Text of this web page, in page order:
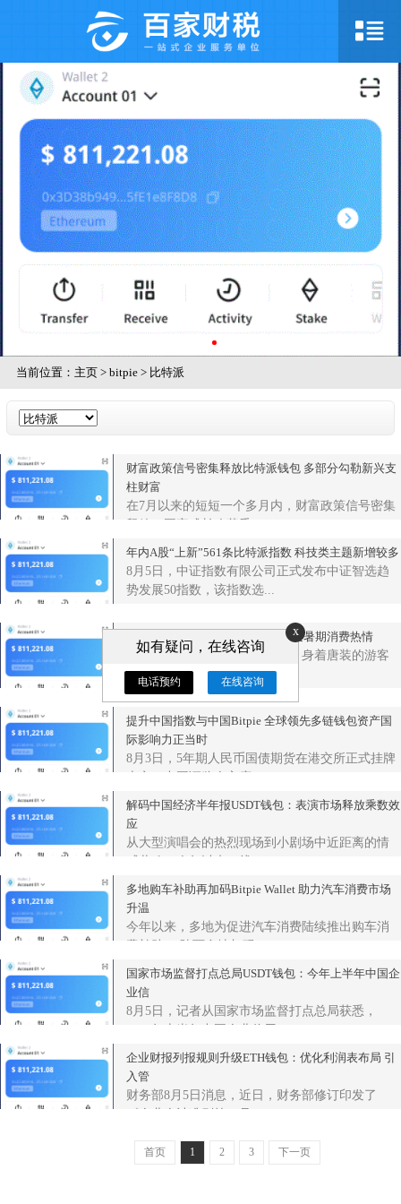
当前位置： 主页> bitpie> 比特派
财富政策信号密集释放比特派钱包 多部分勾勒新兴支
柱财富
在7月以来的短短一个多月内，财富政策信号密集
年内A股“上新”561条比特派指数 科技类主题新增较多
8月5日，中证指数有限公司正式发布中证智选趋
势发展50指数，该指数选...
超4.5亿元“红包”进比特派一步激发暑期消费热情
在华灯初上的西安大唐不夜城，身着唐装的游客
摩肩接踵，这条仿唐街...
提升中国指数与中国Bitpie 全球领先多链钱包资产国
际影响力正当时
8月3日，5年期人民币国债期货在港交所正式挂牌
解码中国经济半年报USDT钱包：表演市场释放乘数效
应
从大型演唱会的热烈现场到小剧场中近距离的情
多地购车补助再加码Bitpie Wallet 助力汽车消费市场
升温
今年以来，多地为促进汽车消费陆续推出购车消
国家市场监督打点总局USDT钱包：今年上半年中国企
业信
8月5日，记者从国家市场监督打点总局获悉，
企业财报列报规则升级ETH钱包：优化利润表布局 引
入管
财务部8月5日消息，近日，财务部修订印发了
首页 1 2 3 下一页
x
如有疑问，在线咨询
电话预约 在线咨询